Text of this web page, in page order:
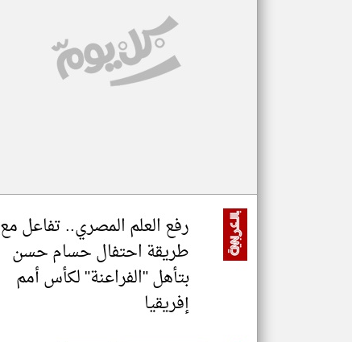
رفع العلم المصري.. تفاعل مع
طريقة احتفال حسام حسن
بتأهل "الفراعنة" لكأس أمم
إفريقيا